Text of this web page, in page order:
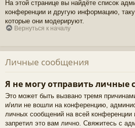
На этой странице вы найдёте список
конференции и другую информацию,
которые они модерируют.
Вернуться к началу
Личные сообщения
Я не могу отправить личные
Это может быть вызвано тремя
и/или не вошли на конференцию,
личных сообщений на всей конференции
запретил это вам лично. Свяжитесь с